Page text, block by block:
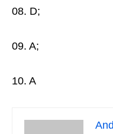
08. D;
09. A;
10. A